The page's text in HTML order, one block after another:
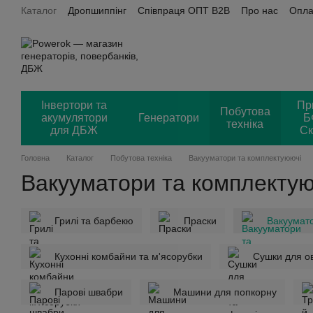
Перейти до основного контенту
Каталог Дропшиппінг Співпраця ОПТ B2B Про нас
Інвертори та
акумулятори
для ДБЖ
Генератори
Побутова
техніка
Головна Каталог Побутова техніка Вакууматори та комплектуюючі
Вакууматори та
Грилі та барбекю Праски
Кухонні комбайни та м'ясорубки Сушки для
Парові швабри Машини для попкорну